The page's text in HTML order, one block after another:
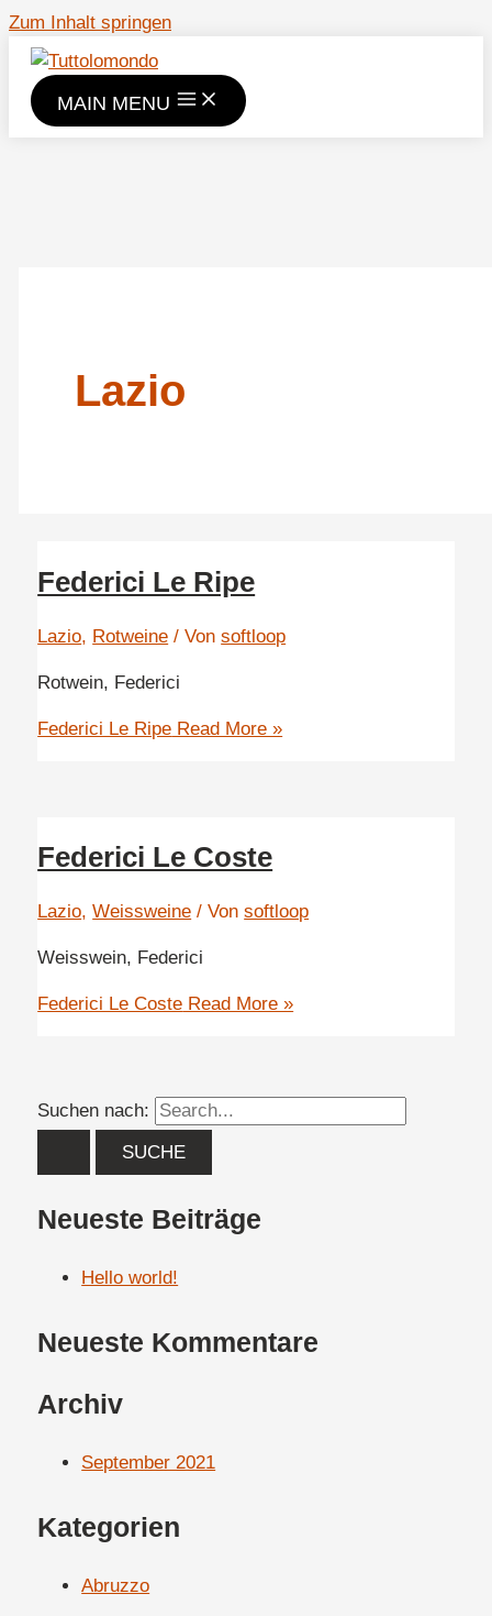
Zum Inhalt springen
MAIN MENU
Lazio
Federici Le Ripe
Lazio, Rotweine / Vonsoftloop
Rotwein, Federici
Federici Le Ripe Read More »
Federici Le Coste
Lazio,Weissweine / Vonsoftloop
Weisswein, Federici
Federici Le Coste Read More »
Suchen nach:
Neueste Beiträge
Hello world!
Neueste Kommentare
Archiv
September 2021
Kategorien
Abruzzo